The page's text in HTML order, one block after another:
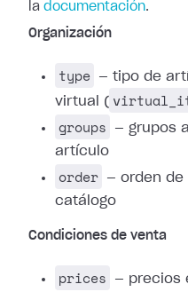
la documentación.
Organización
type
— tipo de
virtual (
groups
— grupos
artículo
order
— orden de
catálogo
Condiciones de venta
prices — precios